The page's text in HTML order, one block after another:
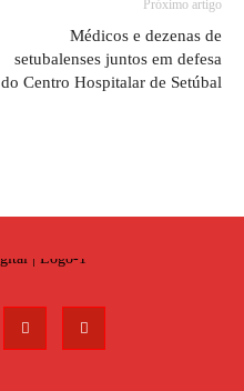
Próximo artigo
Médicos e dezenas de
setubalenses juntos em defesa
do Centro Hospitalar de Setúbal